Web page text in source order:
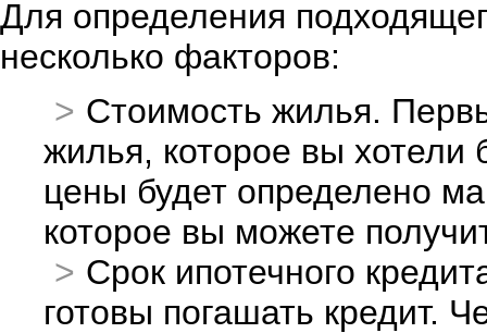
Для определения
несколько факторов:
Стоимость жилья.
жилья, которое вы хотели
цены будет определено
которое вы можете
Срок ипотечного
готовы погашать кредит.